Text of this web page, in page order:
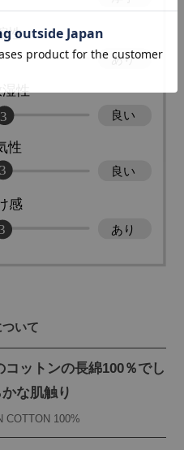
いて
ットンの長綿100％でし
な肌触り
COTTON 100%